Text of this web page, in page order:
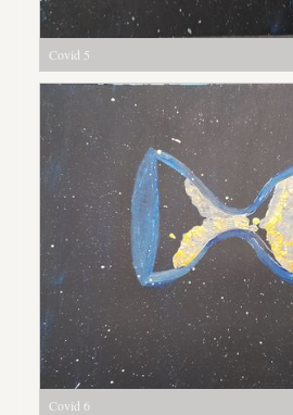
Covid 5
Covid 6